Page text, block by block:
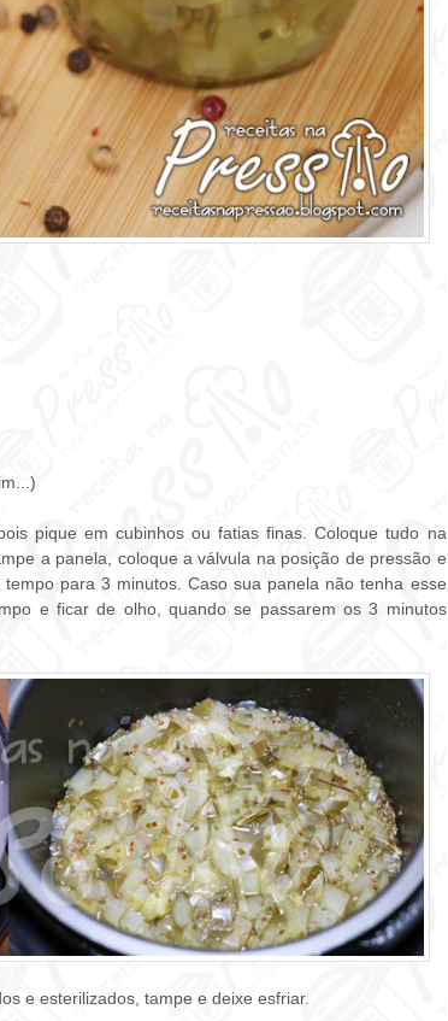
)
pique em cubinhos ou fatias finas. Coloque tudo na
a panela, coloque a válvula na posição de pressão e
para 3 minutos. Caso sua panela não tenha esse
e ficar de olho, quando se passarem os 3 minutos
e esterilizados, tampe e deixe esfriar.